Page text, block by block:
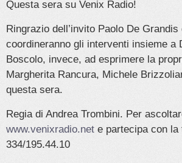
Questa sera su Venix Radio!
Ringrazio dell’invito Paolo De
coordineranno gli interventi insieme
Boscolo, invece, ad esprimere la
Margherita Rancura, Michele
questa sera.
Regia di Andrea Trombini. Per
www.venixradio.net e partecipa con
334/195.44.10